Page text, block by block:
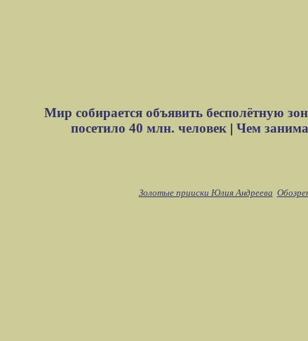
Мир собирается объявить бесполётную
посетило 40 млн. человек| Чем
Золотые прииски Юлия Андреева